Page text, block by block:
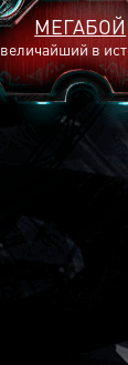
МЕГАБОЙ
величайший в